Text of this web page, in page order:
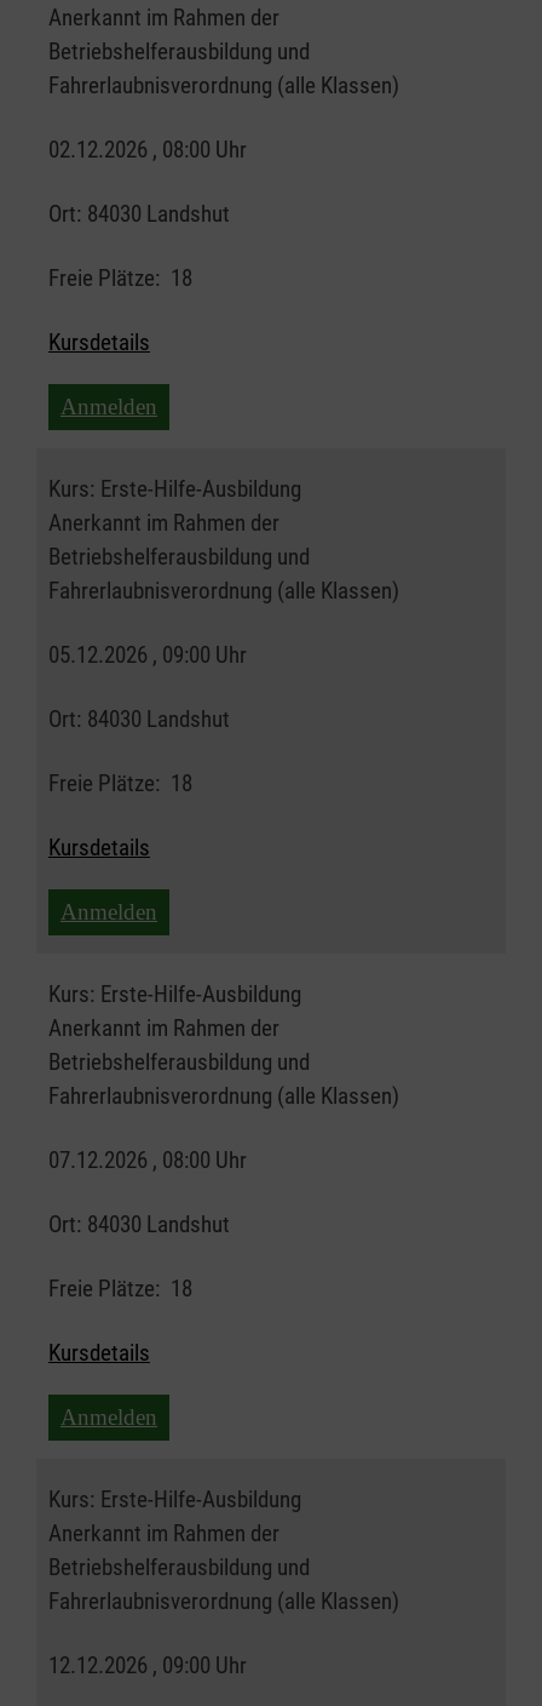
Anerkannt im Rahmen der
Betriebshelferausbildung und
Fahrerlaubnisverordnung (alle Klassen)
02.12.2026 , 08:00 Uhr
Ort: 84030 Landshut
Freie Plätze: 18
Kursdetails
Anmelden
Kurs: Erste-Hilfe-Ausbildung
Anerkannt im Rahmen der
Betriebshelferausbildung und
Fahrerlaubnisverordnung (alle Klassen)
05.12.2026 , 09:00 Uhr
Ort: 84030 Landshut
Freie Plätze: 18
Kursdetails
Anmelden
Kurs: Erste-Hilfe-Ausbildung
Anerkannt im Rahmen der
Betriebshelferausbildung und
Fahrerlaubnisverordnung (alle Klassen)
07.12.2026 , 08:00 Uhr
Ort: 84030 Landshut
Freie Plätze: 18
Kursdetails
Anmelden
Kurs: Erste-Hilfe-Ausbildung
Anerkannt im Rahmen der
Betriebshelferausbildung und
Fahrerlaubnisverordnung (alle Klassen)
12.12.2026 , 09:00 Uhr